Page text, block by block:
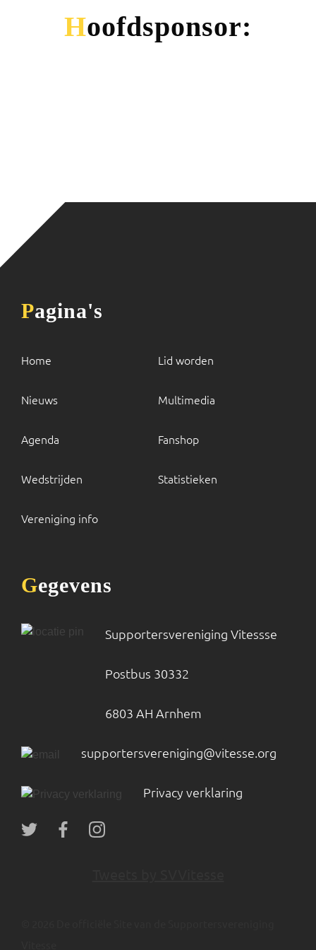
Hoofdsponsor:
Pagina's
Home
Nieuws
Agenda
Wedstrijden
Vereniging info
Lid worden
Multimedia
Fanshop
Statistieken
Gegevens
Supportersvereniging Vitessse
Postbus 30332
6803 AH Arnhem
supportersvereniging@vitesse.org
Privacy verklaring